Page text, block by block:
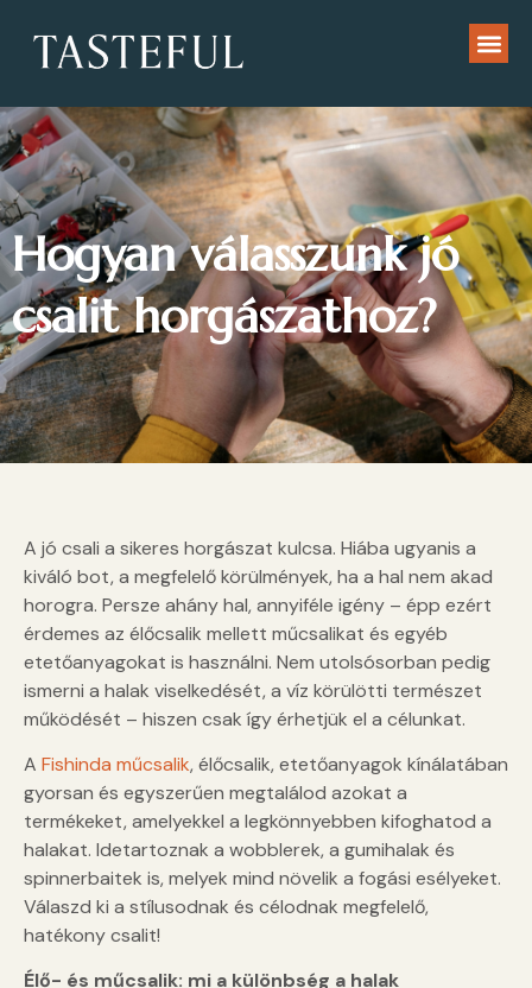
Hogyan válasszunk jó
csalit horgászathoz?
A jó csali a sikeres horgászat kulcsa. Hiába ugyanis a
kiváló bot, a megfelelő körülmények, ha a hal nem akad
horogra. Persze ahány hal, annyiféle igény – épp ezért
érdemes az élőcsalik mellett műcsalikat és egyéb
etetőanyagokat is használni. Nem utolsósorban pedig
ismerni a halak viselkedését, a víz körülötti természet
működését – hiszen csak így érhetjük el a célunkat.
A Fishinda műcsalik, élőcsalik, etetőanyagok kínálatában
gyorsan és egyszerűen megtalálod azokat a
termékeket, amelyekkel a legkönnyebben kifoghatod a
halakat. Idetartoznak a wobblerek, a gumihalak és
spinnerbaitek is, melyek mind növelik a fogási esélyeket.
Válaszd ki a stílusodnak és célodnak megfelelő,
hatékony csalit!
Élő- és műcsalik: mi a különbség a halak